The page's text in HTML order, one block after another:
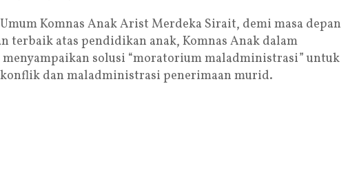
Komnas Anak Arist Merdeka Sirait, demi masa depan
terbaik atas pendidikan anak, Komnas Anak dalam
solusi “moratorium maladministrasi” untuk
dan maladministrasi penerimaan murid.